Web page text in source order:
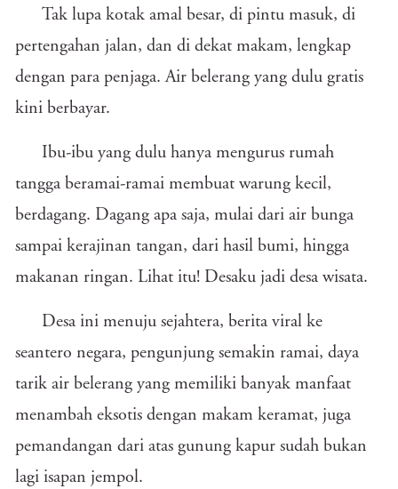
Tak lupa kotak amal besar, di pintu masuk, di
pertengahan jalan, dan di dekat makam, lengkap
dengan para penjaga. Air belerang yang dulu gratis
kini berbayar.
Ibu-ibu yang dulu hanya mengurus rumah
tangga beramai-ramai membuat warung kecil,
berdagang. Dagang apa saja, mulai dari air bunga
sampai kerajinan tangan, dari hasil bumi, hingga
makanan ringan. Lihat itu! Desaku jadi desa wisata.
Desa ini menuju sejahtera, berita viral ke
seantero negara, pengunjung semakin ramai, daya
tarik air belerang yang memiliki banyak manfaat
menambah eksotis dengan makam keramat, juga
pemandangan dari atas gunung kapur sudah bukan
lagi isapan jempol.